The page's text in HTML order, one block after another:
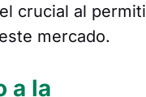
crucial al
mercado.
a la